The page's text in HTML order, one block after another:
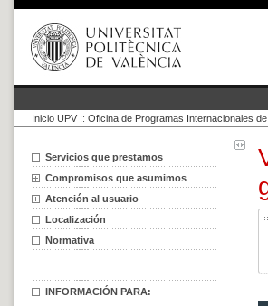
Inicio UPV :: Oficina de Programas Internacionales
Servicios que prestamos
Compromisos que asumimos
Atención al usuario
Localización
Normativa
INFORMACIÓN PARA: